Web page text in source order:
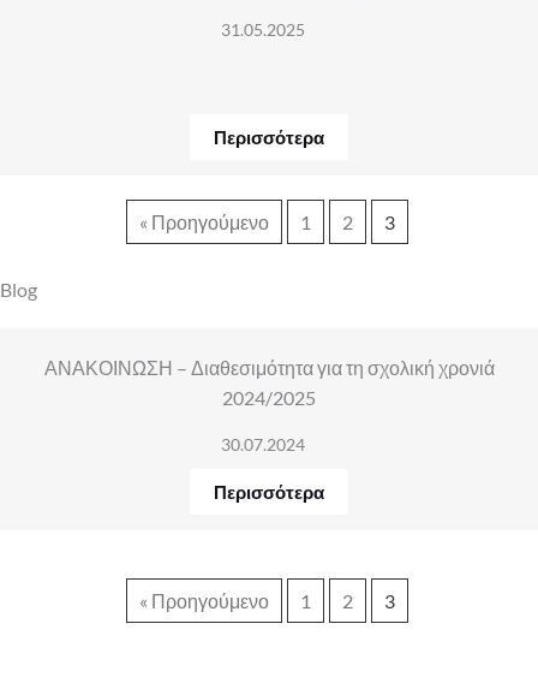
31.05.2025
Περισσότερα
« Προηγούμενο 1 2 3
Blog
ΑΝΑΚΟΙΝΩΣΗ – Διαθεσιμότητα για τη σχολική χρονιά
2024/2025
30.07.2024
Περισσότερα
« Προηγούμενο 1 2 3